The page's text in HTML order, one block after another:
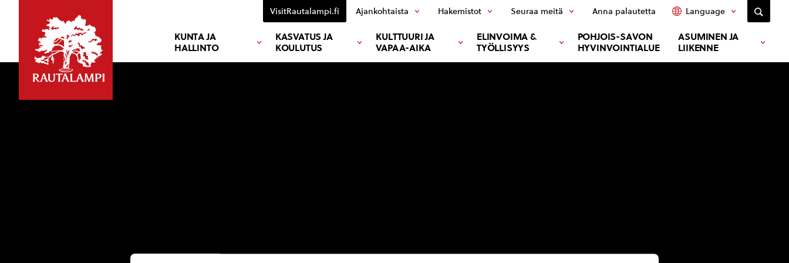
KUNTA JA
HALLINTO
KASVATUS JA
KOULUTUS
KULTTUURI JA
VAPAA-AIKA
ELINVOIMA &
TYÖLLISYYS
POHJOIS-SAVON
HYVINVOINTIALUE
ASUMINEN JA
LIIKENNE
VisitRautalampi.fi Ajankohtaista Hakemistot Seuraa meitä Anna palautetta Language